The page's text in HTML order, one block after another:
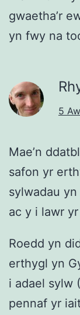
gwaetha’r
yn fwy na
5
Mae’n
safon yr
sylwadau
ac y i lawr
Roedd yn
erthygl yn
i adael sylw
pennaf yr